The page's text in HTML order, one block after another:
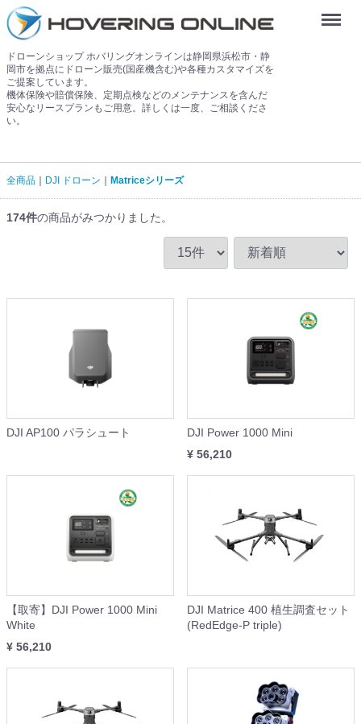
ドローンショップ ホバリングオンラインは静岡県浜松市・静
岡市を拠点にドローン販売(国産機含む)や各種カスタマイズを
ご提案しています。
機体保険や賠償保険、定期点検などのメンテナンスを含んだ
安心なリースプランもご用意。詳しくは一度、ご相談くださ
い。
Menu
全商品 DJI ドローン Matriceシリーズ
174件の商品がみつかりました。
DJI AP100 パラシュート
DJI Power 1000 Mini
¥ 56,210
【取寄】DJI Power 1000 Mini
White
¥ 56,210
DJI Matrice 400 植生調査セット
(RedEdge-P triple)